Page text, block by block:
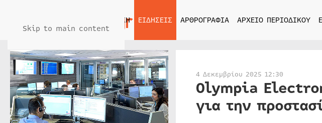
Skip to main content
ΑΡΧΙΚΗ ΕΙΔΗΣΕΙΣ ΑΡΘΡΟΓΡΑΦΙΑ ΑΡΧΕΙΟ ΠΕΡΙΟΔΙΚΟΥ
4 Δεκεμβρίου 2025 12:30
Olympia
για την